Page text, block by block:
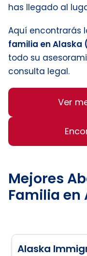
has llegado al
Aquí encontrarás
familia en Alaska
todo su
consulta legal.
Ver
Mejores
Familia en
Alaska